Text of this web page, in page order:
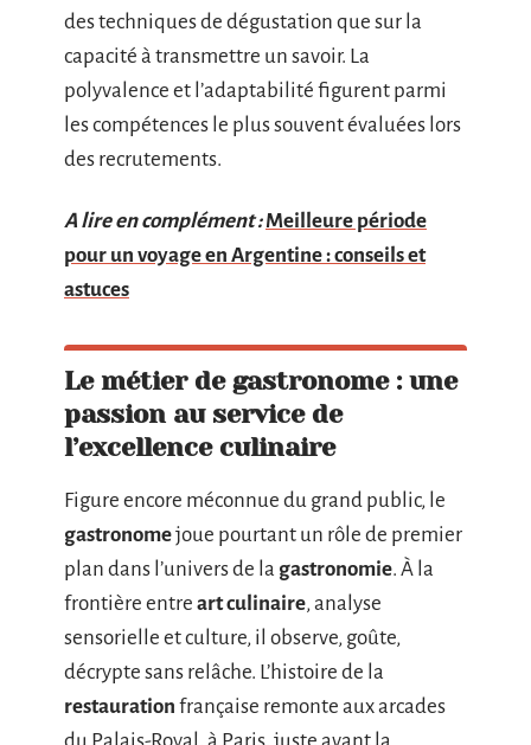
des techniques de dégustation que sur la
capacité à transmettre un savoir. La
polyvalence et l’adaptabilité figurent parmi
les compétences le plus souvent évaluées lors
des recrutements.
A lire en complément : Meilleure période
pour un voyage en Argentine : conseils et
astuces
Le métier de gastronome : une
passion au service de
l’excellence culinaire
Figure encore méconnue du grand public, le
gastronomejoue pourtant un rôle de premier
plan dans l’univers de la gastronomie. À la
frontière entre art culinaire, analyse
sensorielle et culture, il observe, goûte,
décrypte sans relâche. L’histoire de la
restauration française remonte aux arcades
du Palais-Royal, à Paris, juste avant la